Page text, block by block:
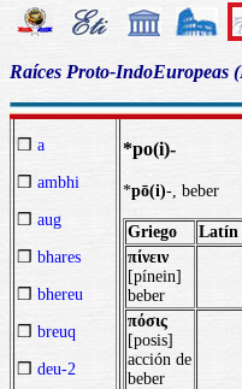
Raíces Proto-IndoEuropeas
❒ a
❒ ambhi
❒ aug
❒ bhares
❒ bhereu
❒ breuq
❒ deu-2
*po(i)-
*pō(i)-, beber
Griego Latín
πίνειν
[pínein]
beber
πόσις
[posis]
acción de
beber